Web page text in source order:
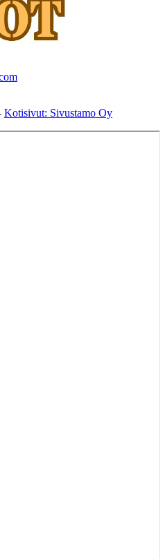
Kotisivut: Sivustamo Oy